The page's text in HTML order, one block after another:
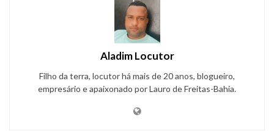
Aladim Locutor
Filho da terra, locutor há mais de 20 anos, blogueiro,
empresário e apaixonado por Lauro de Freitas-Bahia.